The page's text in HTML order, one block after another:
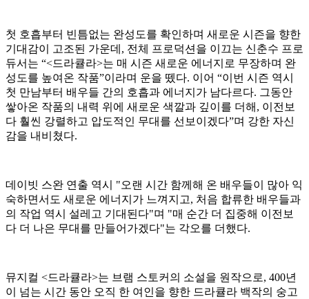
첫 호흡부터 빈틈없는 완성도를 확인하며 새로운 시즌을 향한
기대감이 고조된 가운데, 전체 프로덕션을 이끄는 신춘수 프로
듀서는 “<드라큘라>는 매 시즌 새로운 에너지로 무장하며 완
성도를 높여온 작품”이라며 운을 뗐다. 이어 “이번 시즌 역시
첫 만남부터 배우들 간의 호흡과 에너지가 남다르다. 그동안
쌓아온 작품의 내력 위에 새로운 색깔과 깊이를 더해, 이전보
다 훨씬 강렬하고 압도적인 무대를 선보이겠다”며 강한 자신
감을 내비쳤다.
데이빗 스완 연출 역시 "오랜 시간 함께해 온 배우들이 많아 익
숙하면서도 새로운 에너지가 느껴지고, 처음 합류한 배우들과
의 작업 역시 설레고 기대된다"며 "매 순간 더 집중해 이전보
다 더 나은 무대를 만들어가겠다"는 각오를 더했다.
뮤지컬 <드라큘라>는 브램 스토커의 소설을 원작으로, 400년
이 넘는 시간 동안 오직 한 여인을 향한 드라큘라 백작의 숭고